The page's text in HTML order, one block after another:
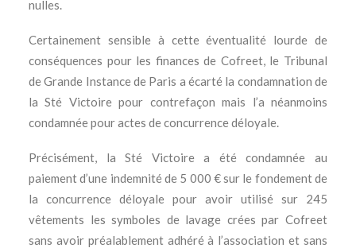
nulles.
Certainement sensible à cette éventualité lourde de
conséquences pour les finances de Cofreet, le Tribunal
de Grande Instance de Paris a écarté la condamnation de
la Sté Victoire pour contrefaçon mais l’a néanmoins
condamnée pour actes de concurrence déloyale.
Précisément, la Sté Victoire a été condamnée au
paiement d’une indemnité de 5 000 € sur le fondement de
la concurrence déloyale pour avoir utilisé sur 245
vêtements les symboles de lavage crées par Cofreet
sans avoir préalablement adhéré à l’association et sans